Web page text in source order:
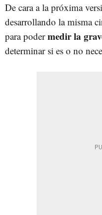
De cara a la próxima
desarrollando la misma
para podermedir la
determinar si es o no